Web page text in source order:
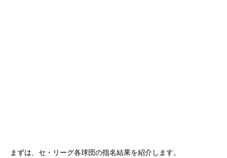
まずは、セ・リーグ各球団の指名結果を紹介します。